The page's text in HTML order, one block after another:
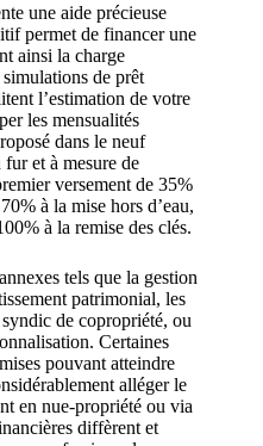
une aide précieuse
permet de financer une
ainsi la charge
de prêt
l’estimation de votre
les mensualités
dans le neuf
fur et à mesure de
versement de 35%
à la mise hors d’eau,
à la remise des clés.
tels que la gestion
patrimonial, les
de copropriété, ou
Certaines
pouvant atteindre
alléger le
en nue-propriété ou via
diffèrent et